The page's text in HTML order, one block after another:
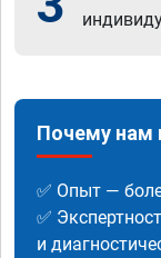
Почему нам
✅ Опыт —
✅
и